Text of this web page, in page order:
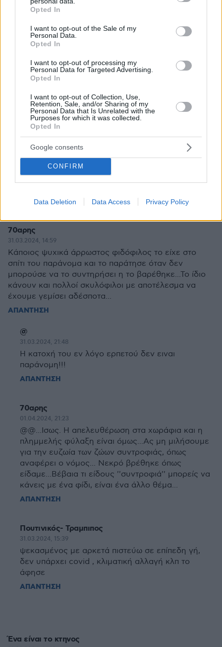
grant or deny consent to Google and its third-party tags to
use your data for below specified purposes in below Google
consent section.
Opted In
I want to opt-out of the Sale of my
Personal Data.
Opted In
I want to opt-out of processing my
Personal Data for Targeted Advertising.
Opted In
I want to opt-out of Collection, Use,
Retention, Sale, and/or Sharing of my
Personal Data that Is Unrelated with the
Purposes for which it was collected.
Opted In
Google consents
CONFIRM
Data Deletion Data Access Privacy Policy
Kanenas
Η πώληση φιδιών και άλλων εξωτικών έπρεπε να
απαγορεύεται αυστηρά. Κολοκρατος
Ευαγγελος
Τ ο κρατος τα πουλάει;;υπαρχει νομοθεσια και
γινονται ελεγχοι, δεν το ξερεις γιατι δεν ειναι
παντα πρωτη ειδηση, το κρατος σου φταιει οι
πολιτες οχι; Κολολαος ειμαστε..
ΑΠΑΝΤΗΣΗ
31.03.2024, 17:44
ΑΠΑΝΤΗΣΗ
70αρης
31.03.2024, 14:59
Κάποιος ψυχικά άρρωστος φιδόφιλος το είχε στο
σπίτι του παράνομα και το παράτησε όταν δεν
μπορούσε να το συντηρήσει η το βαρέθηκε...Το ίδιο
κάνουν και πολλοί σκυλόφιλοι με αποτέλεσμα να
έχουμε γεμίσει αδέσποτα...
ΑΠΑΝΤΗΣΗ
@
31.03.2024, 21:48
Η κατοχή του εν λόγο ερπετού δεν ειναι
παράνομη!!!
ΑΠΑΝΤΗΣΗ
70αρης
01.04.2024, 21:23
@@...Ισως. Η απελευθέρωση στα χωράφια και η
πλημμελής φύλαξη είναι όμως...Ας μη μιλήσουμε
για την ευζωία των ζώων συντροφιάς, όπως
αναφέρει ο νόμος... Νεκρό βρέθηκε όπως
είδαμε...Βέβαια τι είδους ''συντροφιά'' μπορείς να
κάνεις με ένα φίδι, είναι ένα άλλο θέμα...
ΑΠΑΝΤΗΣΗ
Πουτινικός- Τραμπιπος
31.03.2024, 15:39
ψεκασμένος με αρκετά πιστεύω σε επίπεδη γή,
δεν υπάρχει covid , κλιματική αλλαγή κλπ το
άφησε
ΑΠΑΝΤΗΣΗ
Ένα είναι το κτηνος